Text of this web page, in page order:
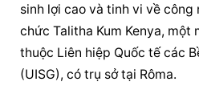
sinh lợi cao và tinh vi về công
chức Talitha Kum Kenya,
thuộc Liên hiệp Quốc tế các
(UISG), có trụ sở tại Rôma.